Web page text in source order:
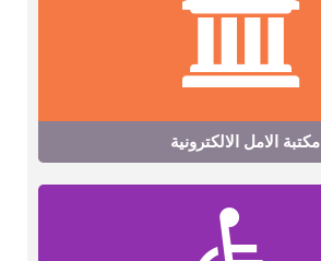
مكتبة الامل الالكترونية